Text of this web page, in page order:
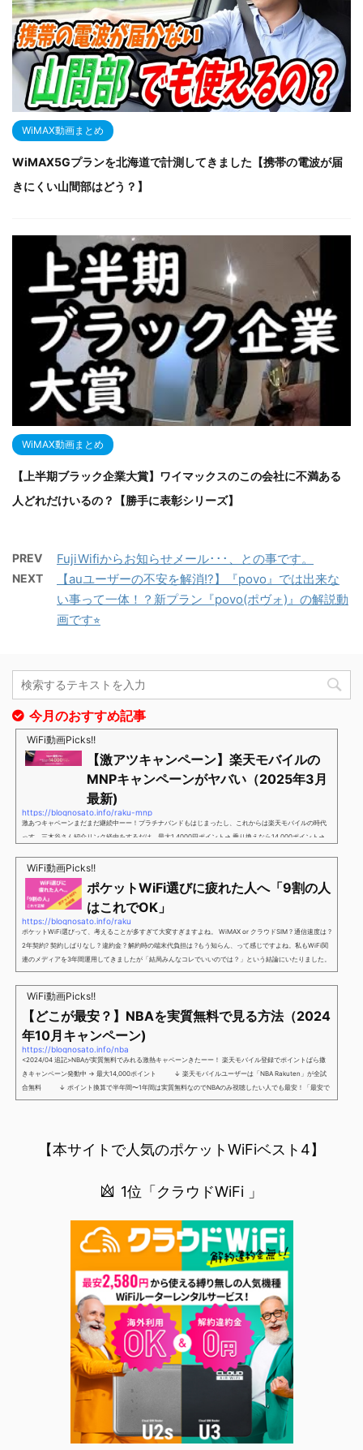
WiMAX動画まとめ
WiMAX5Gプランを北海道で計測してきました【携帯の電波が届
きにくい山間部はどう？】
WiMAX動画まとめ
【上半期ブラック企業大賞】ワイマックスのこの会社に不満ある
人どれだけいるの？【勝手に表彰シリーズ】
PREV FujiWifiからお知らせメール･･･、との事です。
NEXT
【auユーザーの不安を解消!?】『povo』では出来な
い事って一体！？新プラン『povo(ポヴォ)』の解説動
画です⭐︎
今月のおすすめ記事
WiFi動画Picks!!
【激アツキャンペーン】楽天モバイルの
MNPキャンペーンがヤバい（2025年3月
最新)
https://blognosato.info/raku-mnp
激あつキャペーンまだまだ継続中ーー！プラチナバンドもはじまったし、これからは楽天モバイルの時代
っす。三木谷さん紹介リンク経由をするだけ。最大1,4000円ポイント→ 乗り換えなら14,000ポイント→
谷さんキャンペーン／2回線目以降でもOK再契約でもでもOK背水の陣の楽天モバイル。ついに「最後の賭
け」とも思えるポイントばら撒きキャンペーンを発動してきました。■キャンペーン概要三木谷社長の特
別招待ページから楽天モバイ...
WiFi動画Picks!!
ポケットWiFi選びに疲れた人へ「9割の人
はこれでOK」
https://blognosato.info/raku
ポケットWiFi選びって、考えることが多すぎて大変すぎますよね。 WiMAX or クラウドSIM ? 通信速度は ?
2年契約? 契約しばりなし ? 違約金 ? 解約時の端末代負担は ?もう知らん、って感じですよね。私もWiFi関
連のメディアを3年間運用してきましたが「結局みんなコレでいいのでは？」という結論にいたりました。
ということで、「ポケットWiFi選びに疲れた」「結局どれがいいのか分からない」と言う人向けに【最終
解】を用意しました。ポケットWiFiのヘビーユーザー視点で「90％の人はこれだけでいいやん」というも
のなので、「多...
WiFi動画Picks!!
【どこが最安？】NBAを実質無料で見る方法（2024
年10月キャンペーン)
https://blognosato.info/nba
<2024/04 追記>NBAが実質無料でみれる激熱キャペーンきたーー！ 楽天モバイル登録でポイントばら撒
きキャンペーン発動中 → 最大14,000ポイント ↓ 楽天モバイルユーザーは「NBA Rakuten」が全試
合無料 ↓ ポイント換算で半年間〜1年間は実質無料なのでNBAのみ視聴したい人でも最安！「最安で
NBAを見る方法」が「楽天モバイルを契約すること」というもはや意味不明な状況...楽天モバイルでNBAを
【本サイトで人気のポケットWiFiベスト4】
1位「クラウドWiFi 」